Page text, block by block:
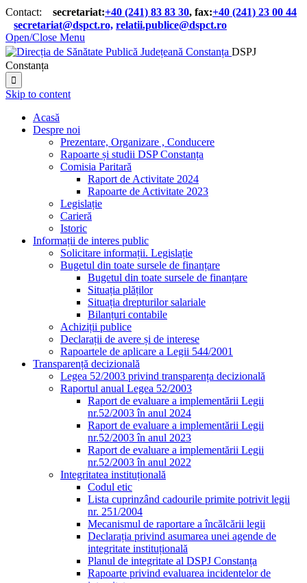
Contact: secretariat:+40 (241) 83 83 30, fax:+40 (241) 23 00 44
secretariat@dspct.ro, relatii.publice@dspct.ro
Open/Close Menu
DSPJ
Constanța

Skip to content
Acasă
Despre noi
Prezentare, Organizare , Conducere
Rapoarte și studii DSP Constanța
Comisia Paritară
Raport de Activitate 2024
Rapoarte de Activitate 2023
Legislație
Carieră
Istoric
Informații de interes public
Solicitare informații. Legislație
Bugetul din toate sursele de finanțare
Bugetul din toate sursele de finanțare
Situația plăților
Situația drepturilor salariale
Bilanțuri contabile
Achiziții publice
Declarații de avere și de interese
Rapoartele de aplicare a Legii 544/2001
Transparență decizională
Legea 52/2003 privind transparența decizională
Raportul anual Legea 52/2003
Raport de evaluare a implementării Legii
nr.52/2003 în anul 2024
Raport de evaluare a implementării Legii
nr.52/2003 în anul 2023
Raport de evaluare a implementării Legii
nr.52/2003 în anul 2022
Integritatea instituțională
Codul etic
Lista cuprinzând cadourile primite potrivit legii
nr. 251/2004
Mecanismul de raportare a încălcării legii
Declarația privind asumarea unei agende de
integritate instituțională
Planul de integritate al DSPJ Constanța
Rapoarte privind evaluarea incidentelor de